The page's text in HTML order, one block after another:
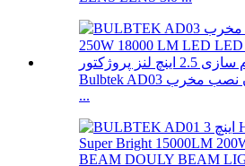
Bulbtek AD03 بدون نصب مخرب H4 H7 250W
...